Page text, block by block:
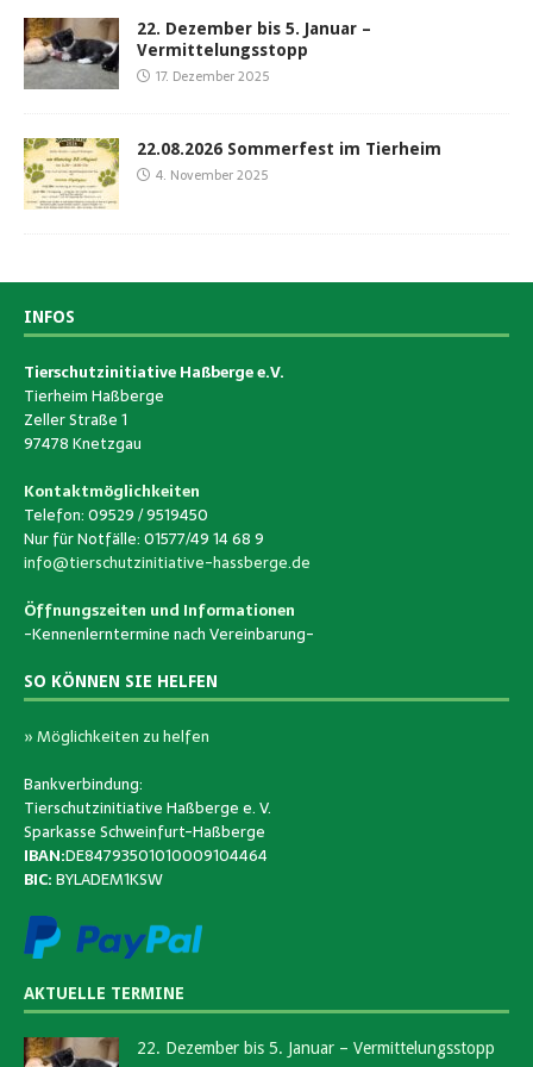
22. Dezember bis 5. Januar –
Vermittelungsstopp
17. Dezember 2025
22.08.2026 Sommerfest im Tierheim
4. November 2025
INFOS
Tierschutzinitiative Haßberge e.V.
Tierheim Haßberge
Zeller Straße 1
97478 Knetzgau
Kontaktmöglichkeiten
Telefon: 09529 / 9519450
Nur für Notfälle: 01577/49 14 68 9
info@tierschutzinitiative-hassberge.de
Öffnungszeiten und Informationen
-Kennenlerntermine nach Vereinbarung-
SO KÖNNEN SIE HELFEN
» Möglichkeiten zu helfen
Bankverbindung:
Tierschutzinitiative Haßberge e. V.
Sparkasse Schweinfurt-Haßberge
IBAN:DE84793501010009104464
BIC:BYLADEM1KSW
AKTUELLE TERMINE
22. Dezember bis 5. Januar – Vermittelungsstopp